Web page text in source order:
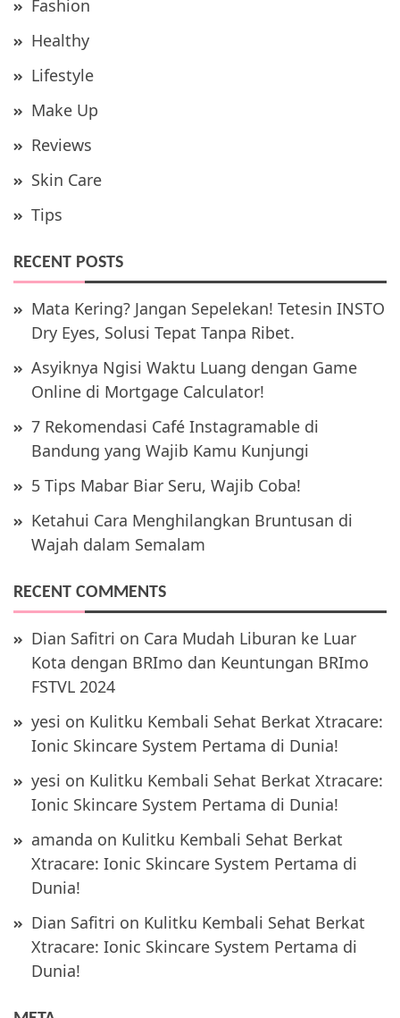
Fashion
Healthy
Lifestyle
Make Up
Reviews
Skin Care
Tips
RECENT POSTS
Mata Kering? Jangan Sepelekan! Tetesin INSTO
Dry Eyes, Solusi Tepat Tanpa Ribet.
Asyiknya Ngisi Waktu Luang dengan Game
Online di Mortgage Calculator!
7 Rekomendasi Café Instagramable di
Bandung yang Wajib Kamu Kunjungi
5 Tips Mabar Biar Seru, Wajib Coba!
Ketahui Cara Menghilangkan Bruntusan di
Wajah dalam Semalam
RECENT COMMENTS
Dian Safitri on Cara Mudah Liburan ke Luar
Kota dengan BRImo dan Keuntungan BRImo
FSTVL 2024
yesi on Kulitku Kembali Sehat Berkat Xtracare:
Ionic Skincare System Pertama di Dunia!
yesi on Kulitku Kembali Sehat Berkat Xtracare:
Ionic Skincare System Pertama di Dunia!
amanda on Kulitku Kembali Sehat Berkat
Xtracare: Ionic Skincare System Pertama di
Dunia!
Dian Safitri on Kulitku Kembali Sehat Berkat
Xtracare: Ionic Skincare System Pertama di
Dunia!